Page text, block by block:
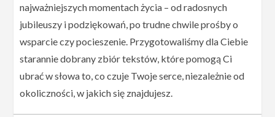
najważniejszych momentach życia – od radosnych
jubileuszy i podziękowań, po trudne chwile prośby o
wsparcie czy pocieszenie. Przygotowaliśmy dla Ciebie
starannie dobrany zbiór tekstów, które pomogą Ci
ubrać w słowa to, co czuje Twoje serce, niezależnie od
okoliczności, w jakich się znajdujesz.